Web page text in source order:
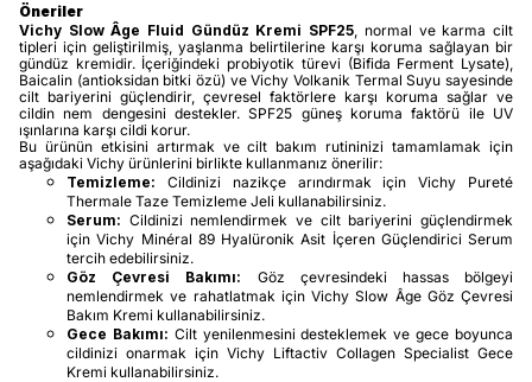
Öneriler
Vichy Slow Âge Fluid Gündüz Kremi SPF25 , normal ve karma cilt
tipleri için geliştirilmiş, yaşlanma belirtilerine karşı koruma sağlayan bir
gündüz kremidir. İçeriğindeki probiyotik türevi (Bifida Ferment Lysate),
Baicalin (antioksidan bitki özü) ve Vichy Volkanik Termal Suyu sayesinde
cilt bariyerini güçlendirir, çevresel faktörlere karşı koruma sağlar ve
cildin nem dengesini destekler. SPF25 güneş koruma faktörü ile UV
ışınlarına karşı cildi korur.
Bu ürünün etkisini artırmak ve cilt bakım rutininizi tamamlamak için
aşağıdaki Vichy ürünlerini birlikte kullanmanız önerilir:
Temizleme:
Cildinizi nazikçe arındırmak için Vichy Pureté
Thermale Taze Temizleme Jeli kullanabilirsiniz.
Serum: Cildinizi nemlendirmek ve cilt bariyerini güçlendirmek
için Vichy Minéral 89 Hyalüronik Asit İçeren Güçlendirici Serum
tercih edebilirsiniz.
Göz Çevresi Bakımı:
Göz çevresindeki hassas bölgeyi
nemlendirmek ve rahatlatmak için Vichy Slow Âge Göz Çevresi
Bakım Kremi kullanabilirsiniz.
Gece Bakımı: Cilt yenilenmesini desteklemek ve gece boyunca
cildinizi onarmak için Vichy Liftactiv Collagen Specialist Gece
Kremi kullanabilirsiniz.